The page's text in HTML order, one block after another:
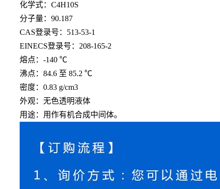
化学式： C4H10S
分子量： 90.187
CAS登录号：513-53-1
EINECS登录号：208-165-2
熔点： -140 ℃
沸点： 84.6 至 85.2 ℃
密度： 0.83 g/cm3
外观：无色透明液体
用途： 用作有机合成中间体。